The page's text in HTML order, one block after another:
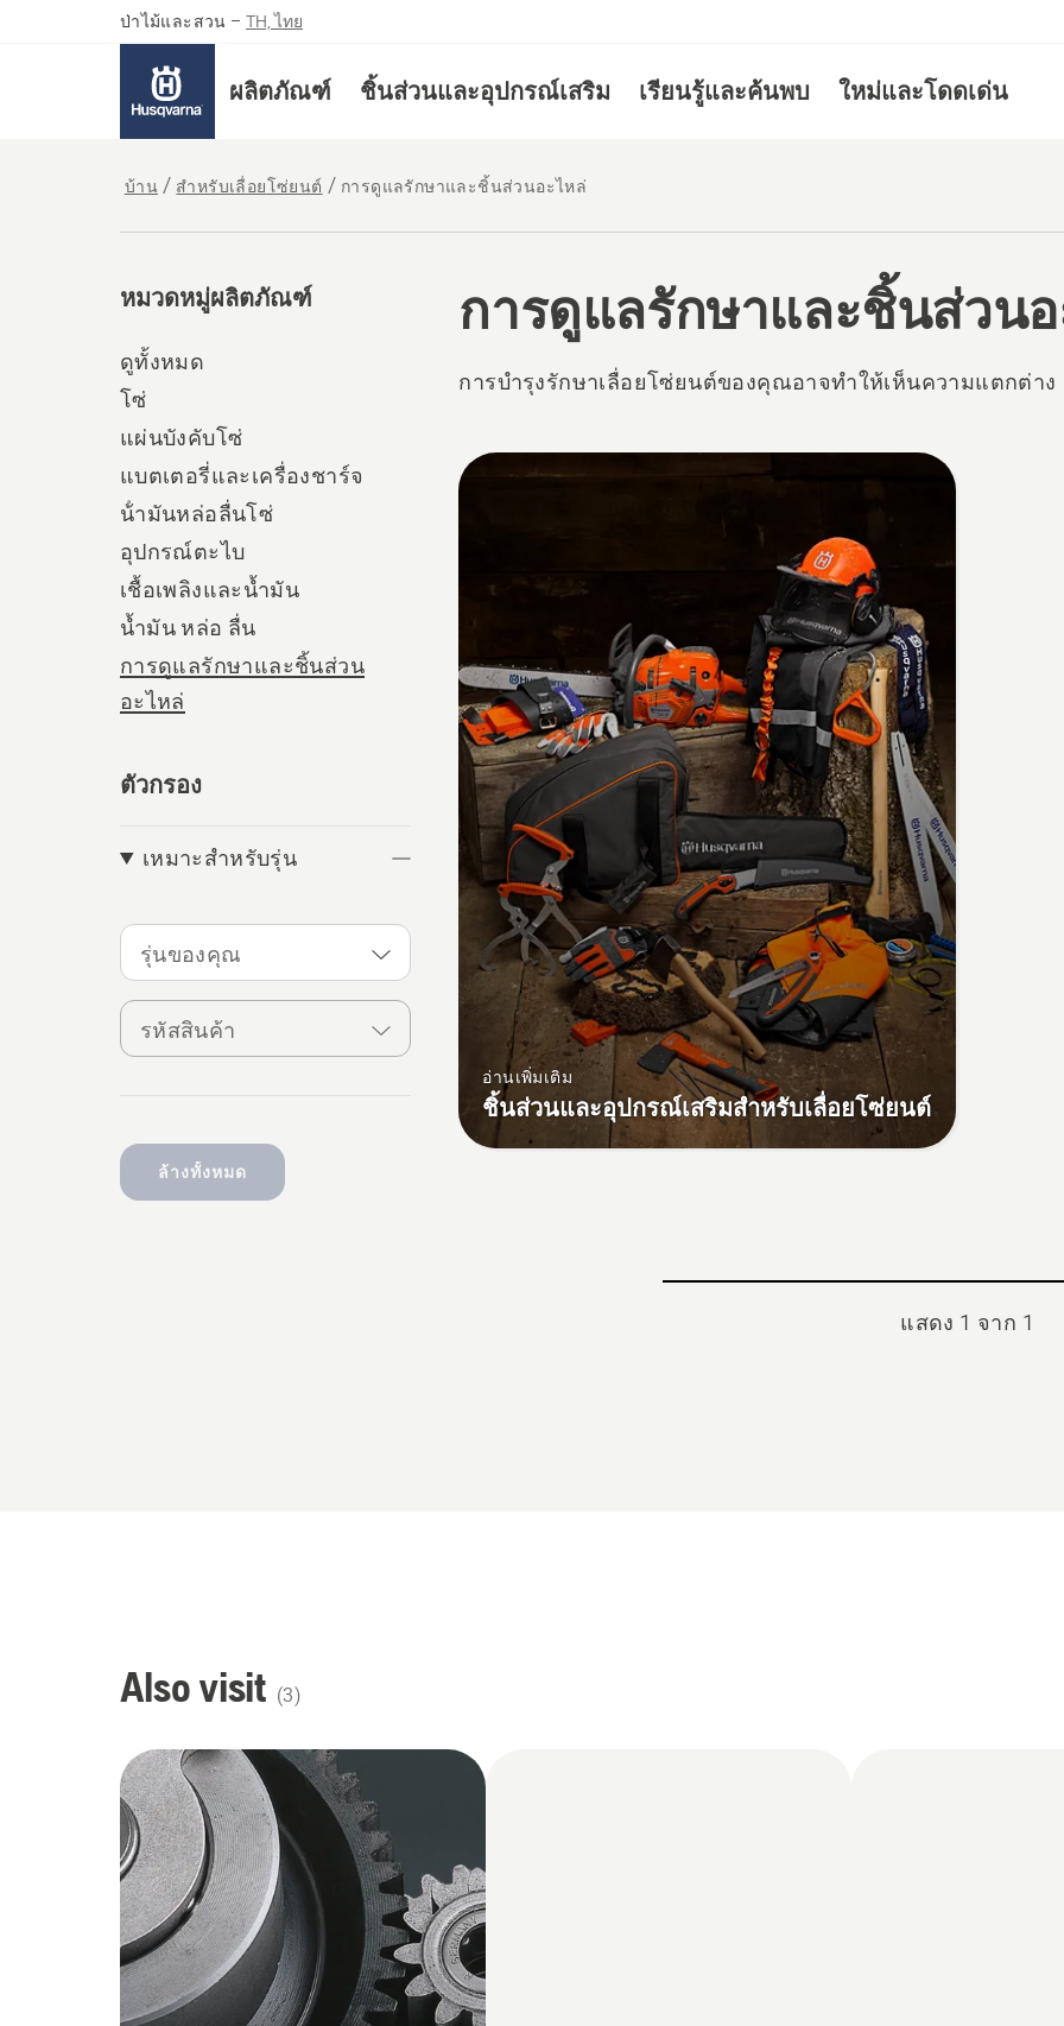
ป่าไม้และสวน – TH, ไทย
ผลิตภัณฑ์ ชิ้นส่วนและอุปกรณ์เสริม เรียนรู้และค้นพบ ใหม่และโดดเด่น
บ้าน สำหรับเลื่อยโซ่ยนต์ การดูแลรักษาและชิ้นส่วนอะไหล่
การดูแลรักษาและชิ้นส่วน
หมวดหมู่ผลิตภัณฑ์
ดูทั้งหมด
โซ่
แผ่นบังคับโซ่
แบตเตอรี่และเครื่องชาร์จ
น้ํามันหล่อลื่นโซ่
อุปกรณ์ตะไบ
เชื้อเพลิงและน้ำมัน
น้ำมัน หล่อ ลื่น
การดูแลรักษาและชิ้นส่วน
อะไหล่
ตัวกรอง
เหมาะสำหรับรุ่น
รุ่นของคุณ
รหัสสินค้า
ล้างทั้งหมด
การบำรุงรักษาเลื่อยโซ่ยนต์ของคุณอาจทำให้เห็นความแตกต่าง
All
อ่านเพิ่มเติม
ชิ้นส่วนและอุปกรณ์เสริมสำหรับเลื่อยโซ่ยนต์
แสดง 1 จาก 1
Also visit (3)